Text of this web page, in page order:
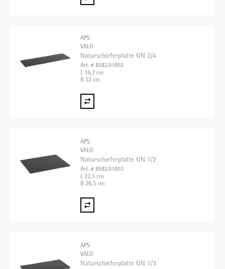
APS
VALO
Naturschieferplatte GN 2/4
Art. # 8582.01002
L 16,2 cm
B 53 cm
APS
VALO
Naturschieferplatte GN 1/2
Art. # 8582.01003
L 32,5 cm
B 26,5 cm
APS
VALO
Naturschieferplatte GN 1/3